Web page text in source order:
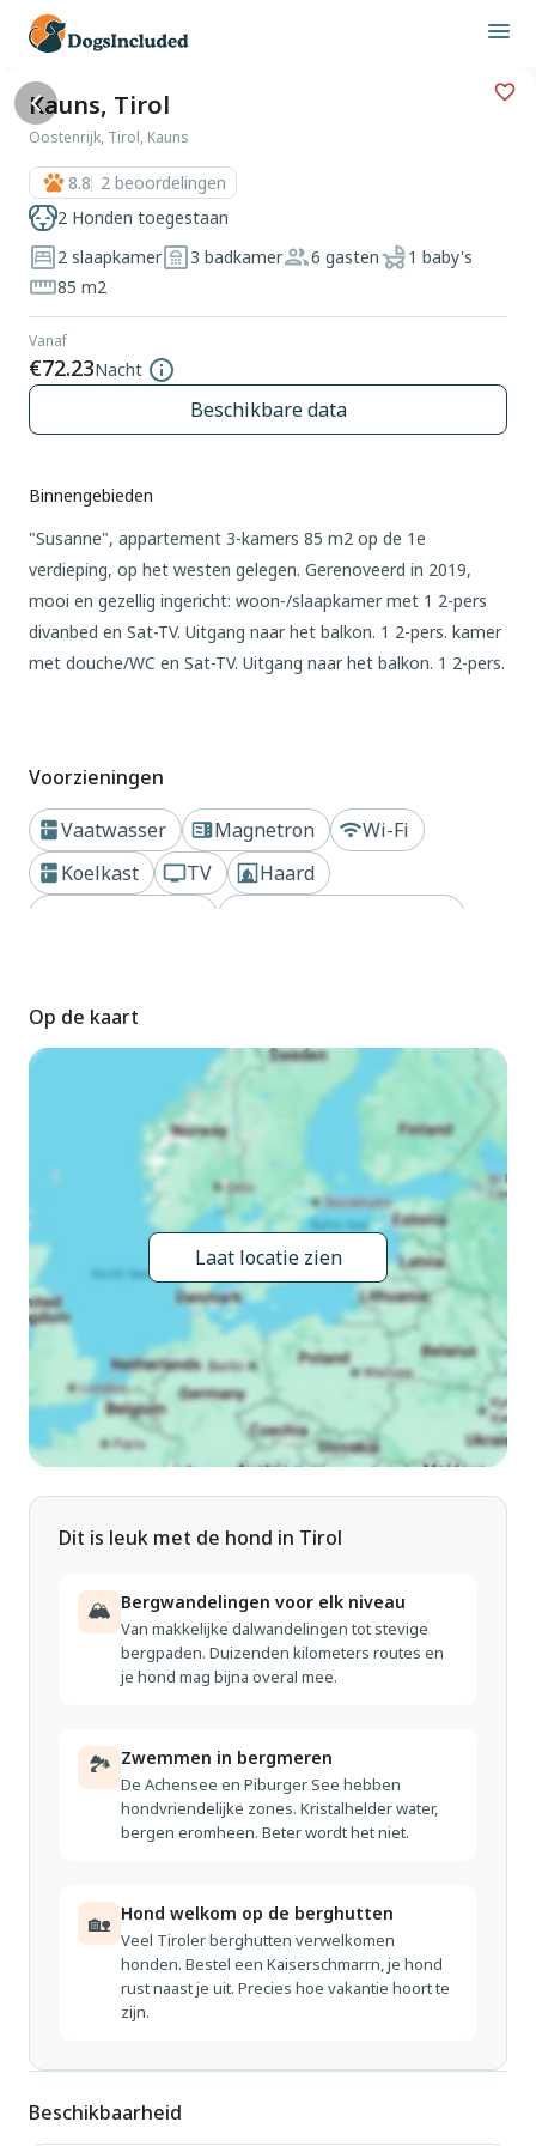
Kauns, Tirol
Oostenrijk, Tirol, Kauns
8.8 2 beoordelingen
2 Honden toegestaan
2 slaapkamer
3 badkamer 6 gasten
1 baby's
85 m2
Vanaf
€72.23Nacht
Beschikbare data
Binnengebieden
"Susanne", appartement 3-kamers 85 m2 op de 1e
verdieping, op het westen gelegen. Gerenoveerd in 2019,
mooi en gezellig ingericht: woon-/slaapkamer met 1 2-pers
divanbed en Sat-TV. Uitgang naar het balkon. 1 2-pers. kamer
met douche/WC en Sat-TV. Uitgang naar het balkon. 1 2-pers.
eethoek. Bad/WC, douche/WC. Verwarming. Vloerbedekking.
Balkon. Balkonmeubilair. Panoramazicht. Ter beschikking:
kinderstoel, kinderbed. Internet (Internet (WiFi), gratis).
Maximaal 2 huisdieren/honden toegestaan.
centrum van Landeck, tegen een helling, 5.5 km van het
meer, 5.5 km van het skigebied. In het huis: berging voor ski's.
Parkeerplaats (voor 2 auto's) op het terrein. Supermarkt 3.6
km, bushalte "Kauns Unterdorf" 400 m, treinstation "Ötztal
Bahnhof" 39.1 km, openluchtzwembad 4.3 km, overdekt
zwembad 9.5 km, meer (zwemmen) "Ried" 5.5 km.
Golfterrein (27 holes) 57 km, bergtrein 5.5 km, skilift 5.5 km,
skibushalte 200 m, skischool 5.5 km, langlaufloipe 13 km.
Bekende skigebieden kunnen gemakkelijk worden bereikt:
Kaunertaler Gletscher 31 km, Fiss/Serfaus 13 km,
Ried/Fendels 5.5 km. Op het grondstuk dierhouderij. Lokale
verkoop van streekproducten. Gratis skibus. Gratis skibus
naar het skigebied Fendels/Kaunertaler Gletscher. De
eigenaar woont in hetzelfde huis. Dieren in de buurt.
Voorzieningen
Vaatwasser
Magnetron
Wi-Fi
Koelkast
TV
Haard
Op de kaart
Laat locatie zien
Dit is leuk met de hond in Tirol
🏔 Bergwandelingen voor elk niveau
Van makkelijke dalwandelingen tot stevige
bergpaden. Duizenden kilometers routes en
je hond mag bijna overal mee.
🏞 Zwemmen in bergmeren
De Achensee en Piburger See hebben
hondvriendelijke zones. Kristalhelder water,
bergen eromheen. Beter wordt het niet.
🏡 Hond welkom op de berghutten
Veel Tiroler berghutten verwelkomen
honden. Bestel een Kaiserschmarrn, je hond
rust naast je uit. Precies hoe vakantie hoort te
zijn.
Beschikbaarheid